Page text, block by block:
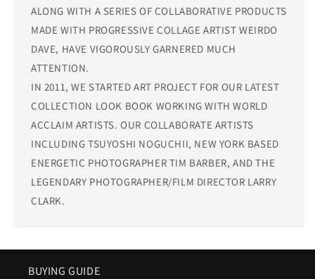
ALONG WITH A SERIES OF COLLABORATIVE PRODUCTS
MADE WITH PROGRESSIVE COLLAGE ARTIST WEIRDO
DAVE, HAVE VIGOROUSLY GARNERED MUCH
ATTENTION.
IN 2011, WE STARTED ART PROJECT FOR OUR LATEST
COLLECTION LOOK BOOK WORKING WITH WORLD
ACCLAIM ARTISTS. OUR COLLABORATE ARTISTS
INCLUDING TSUYOSHI NOGUCHII, NEW YORK BASED
ENERGETIC PHOTOGRAPHER TIM BARBER, AND THE
LEGENDARY PHOTOGRAPHER/FILM DIRECTOR LARRY
CLARK.
BUYING GUIDE